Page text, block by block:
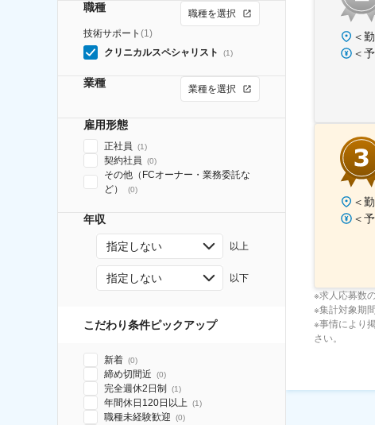
職種
職種を選択
技術サポート (1)
クリニカルスペシャリスト
(1)
業種 業種を選択
雇用形態
正社員 (1)
契約社員 (0)
その他（FCオーナー・業務委託な
ど）
(0)
年収
指定しない 以上
指定しない 以下
こだわり条件ピックアップ
新着 (0)
締め切間近 (0)
完全週休2日制 (1)
年間休日120日以上 (1)
職種未経験歓迎 (0)
※求人応募数
※集計対象期
※事情により
さい。